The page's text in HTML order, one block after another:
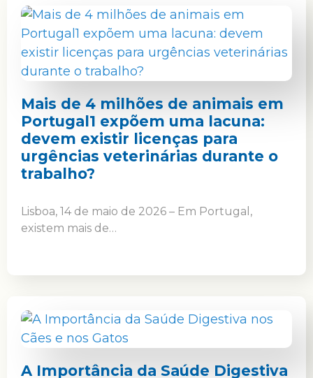
Mais de 4 milhões de animais em
Portugal1 expõem uma lacuna:
devem existir licenças para
urgências veterinárias durante o
trabalho?
Lisboa, 14 de maio de 2026 – Em Portugal,
existem mais de…
A Importância da Saúde Digestiva